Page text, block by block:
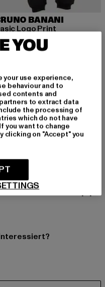
EUR
BANANI
Logo Print
EUR Preis: 17,93 EUR
22,99 EUR
AN, UM
ZU BLEI
Newsletter an und
über aktuelle Tre
von DefShop p
YOU
use experience,
behaviour and to
contents and
to extract data
the processing of
which do not have
you want to change
clicking on "Accept" you